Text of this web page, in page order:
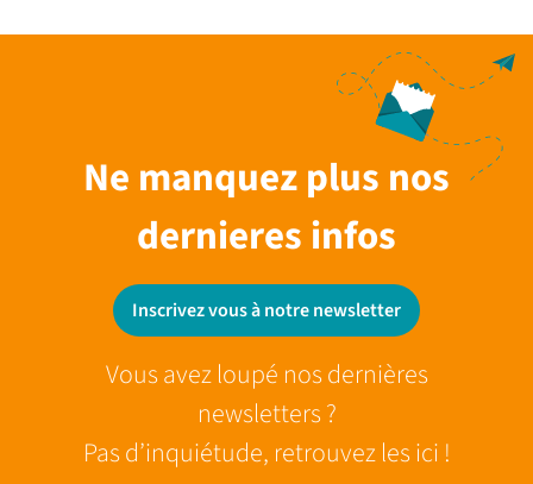
Ne manquez plus nos
dernieres infos
Inscrivez vous à notre newsletter
Vous avez loupé nos dernières
newsletters ?
Pas d’inquiétude, retrouvez les ici !